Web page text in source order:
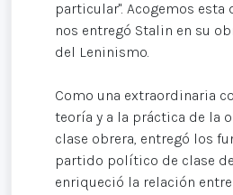
particular". Acogemos
nos entregó Stalin en su
del Leninismo.
Como una extraordinaria
teoría y a la práctica de la
clase obrera, entregó los
partido político de clase
enriqueció la relación